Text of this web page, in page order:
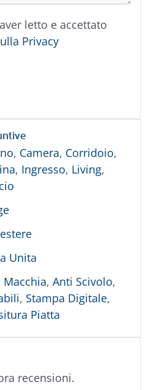
letto e accettato
Privacy
, Camera, Corridoio,
, Ingresso, Living,
Unita
Macchia, Anti Scivolo,
, Stampa Digitale,
Piatta
recensioni.